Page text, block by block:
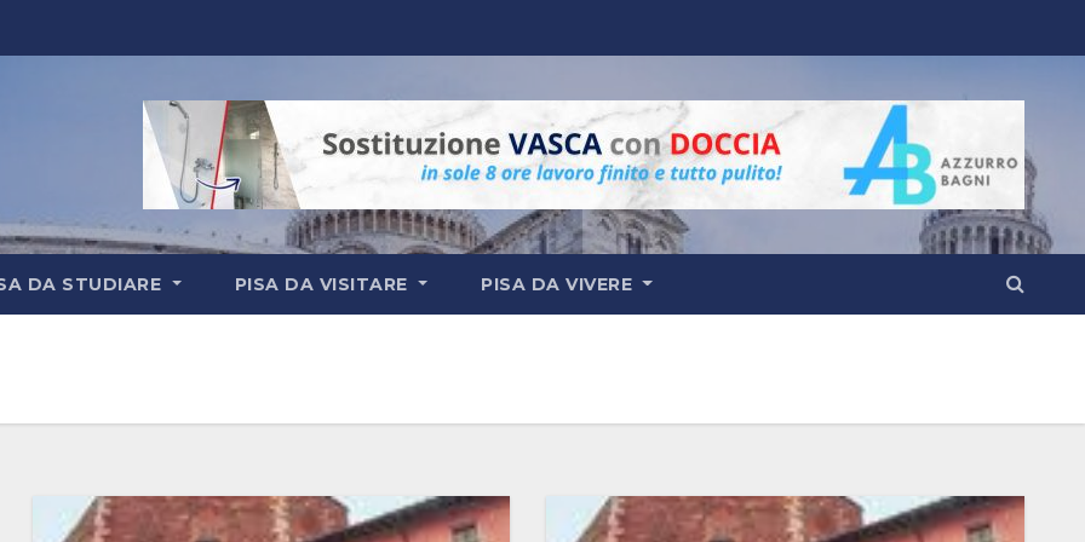
DA STUDIARE PISA DA VISITARE PISA DA VIVERE